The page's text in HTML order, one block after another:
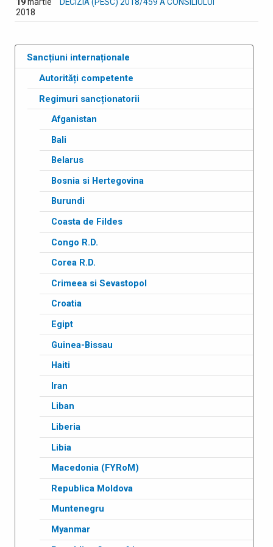
2018
Sancțiuni internaționale
Autorități competente
Regimuri sancționatorii
Afganistan
Bali
Belarus
Bosnia si Hertegovina
Burundi
Coasta de Fildes
Congo R.D.
Corea R.D.
Crimeea si Sevastopol
Croatia
Egipt
Guinea-Bissau
Haiti
Iran
Liban
Liberia
Libia
Macedonia (FYRoM)
Republica Moldova
Muntenegru
Myanmar